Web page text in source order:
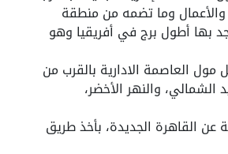
وما تضمه من منطقة
بها أطول برج في أفريقيا وهو
العاصمة الادارية بالقرب من
الشمالي، والنهر الأخضر،
دقيقة عن القاهرة الجديدة، بأخذ طريق